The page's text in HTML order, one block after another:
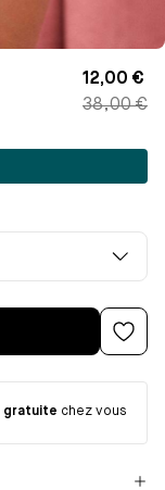
12,00 €
38,00 €
gratuite chez vous